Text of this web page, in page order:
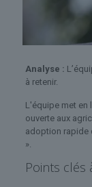
Analyse :
à retenir.
L'équipe met en
ouverte aux
adoption rapide
».
Points clés